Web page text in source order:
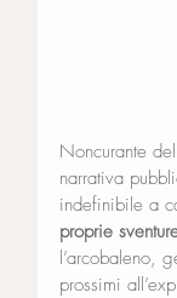
Noncurante del
narrativa
indefinibile a
proprie
l’arcobaleno,
prossimi